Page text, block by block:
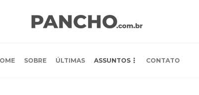
SOBRE ÚLTIMAS ASSUNTOS CONTATO